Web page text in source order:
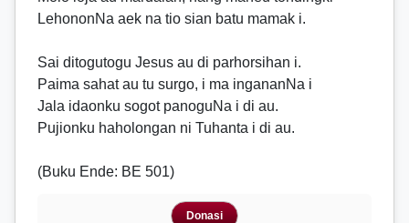
LehononNa aek na tio sian batu mamak i.
Sai ditogutogu Jesus au di parhorsihan i.
Paima sahat au tu surgo, i ma ingananNa i
Jala idaonku sogot panoguNa i di au.
Pujionku haholongan ni Tuhanta i di au.
(Buku Ende: BE 501)
Donasi